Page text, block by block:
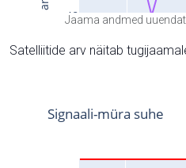
Jaama andmed
Satelliitide arv näitab